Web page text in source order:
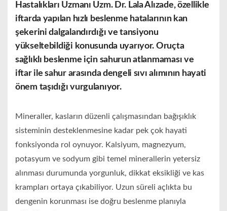
Hastalıkları Uzmanı Uzm. Dr. Lala Alızade, özellikle
iftarda yapılan hızlı beslenme hatalarının kan
şekerini dalgalandırdığı ve tansiyonu
yükseltebildiği konusunda uyarıyor. Oruçta
sağlıklı beslenme için sahurun atlanmaması ve
iftar ile sahur arasında dengeli sıvı alımının hayati
önem taşıdığı vurgulanıyor.
Mineraller, kasların düzenli çalışmasından bağışıklık
sisteminin desteklenmesine kadar pek çok hayati
fonksiyonda rol oynuyor. Kalsiyum, magnezyum,
potasyum ve sodyum gibi temel minerallerin yetersiz
alınması durumunda yorgunluk, dikkat eksikliği ve kas
krampları ortaya çıkabiliyor. Uzun süreli açlıkta bu
dengenin korunması ise doğru beslenme planıyla